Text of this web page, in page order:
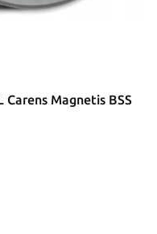
Carens Magnetis BSS